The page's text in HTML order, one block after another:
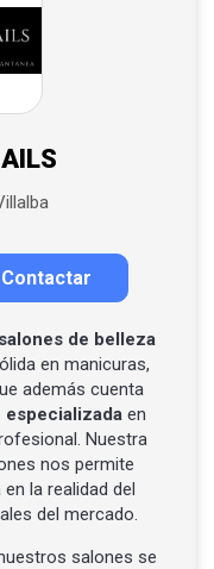
Contactar
por correo
teléfono
Whatsapp
de belleza
en manicuras,
además cuenta
especializada en
Nuestra
nos permite
la realidad del
del mercado.
salones se